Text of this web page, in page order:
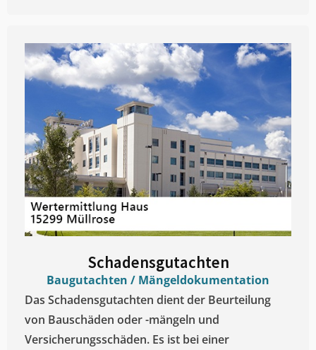
Schadensgutachten
Baugutachten / Mängeldokumentation
Das Schadensgutachten dient der Beurteilung
von Bauschäden oder -mängeln und
Versicherungsschäden. Es ist bei einer